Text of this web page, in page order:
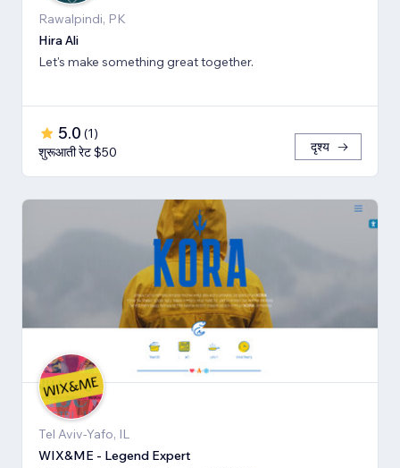
Rawalpindi, PK
Hira Ali
Let's make something great together.
5.0 (1)
शुरूआती रेट $50
दृश्य
Tel Aviv-Yafo, IL
WIX&ME - Legend Expert